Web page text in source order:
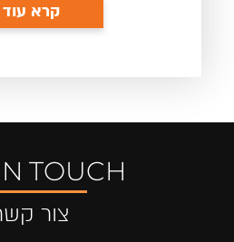
קרא עוד
TOUCH
צור